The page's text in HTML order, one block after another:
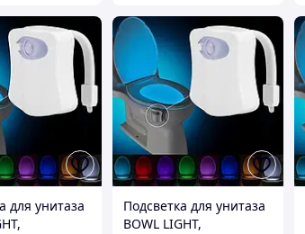
для унитаза Подсветка для унитаза
BOWL LIGHT,